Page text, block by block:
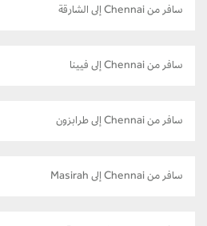
سافر من Chennai إلى الشارقة
سافر من Chennai إلى فيينا
سافر من Chennai إلى طرابزون
سافر من Chennai إلى Masirah